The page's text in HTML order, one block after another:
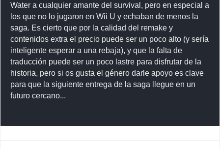
Water a cualquier amante del survival, pero en especial a
los que no lo jugaron en Wii U y echaban de menos la
saga. Es cierto que por la calidad del remake y
contenidos extra el precio puede ser un poco alto (y sería
inteligente esperar a una rebaja), y que la falta de
traducción puede ser un poco lastre para disfrutar de la
historia, pero si os gusta el género darle apoyo es clave
para que la siguiente entrega de la saga llegue en un
futuro cercano...